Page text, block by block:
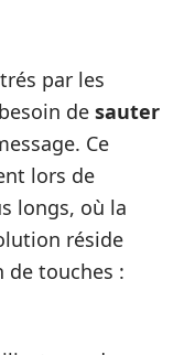
par les
de sauter
Ce
lors de
longs, où la
réside
de touches :